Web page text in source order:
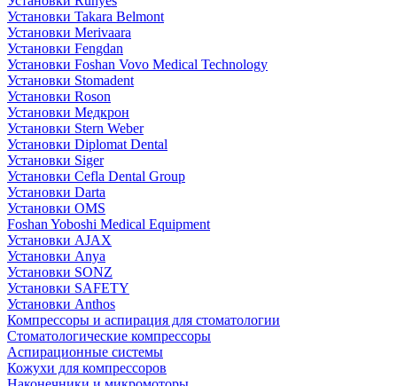
Установки Takara Belmont
Установки Merivaara
Установки Fengdan
Установки Foshan Vovo Medical Technology
Установки Stomadent
Установки Roson
Установки Медкрон
Установки Stern Weber
Установки Diplomat Dental
Установки Siger
Установки Cefla Dental Group
Установки Darta
Установки OMS
Foshan Yoboshi Medical Equipment
Установки AJAX
Установки Anya
Установки SONZ
Установки SAFETY
Установки Anthos
Компрессоры и аспирация для стоматологии
Стоматологические компрессоры
Аспирационные системы
Кожухи для компрессоров